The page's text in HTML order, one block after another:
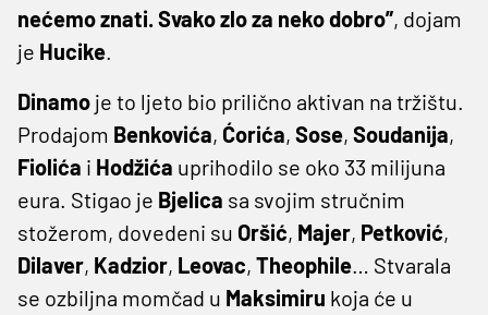
nećemo znati. Svako zlo za neko dobro”, dojam
je Hucike.
Dinamo je to ljeto bio prilično aktivan na tržištu.
Prodajom Benkovića, Ćorića, Sose, Soudanija,
Fiolića i Hodžića uprihodilo se oko 33 milijuna
eura. Stigao je Bjelica sa svojim stručnim
stožerom, dovedeni su Oršić, Majer, Petković,
Dilaver, Kadzior, Leovac, Theophile… Stvarala
se ozbiljna momčad u Maksimiru koja će u